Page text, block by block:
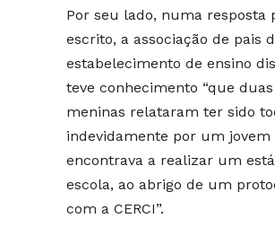
Por seu lado, numa resposta
escrito, a associação de pais
estabelecimento de ensino
teve conhecimento “que duas
meninas relataram ter sido
indevidamente por um jovem
encontrava a realizar um
escola, ao abrigo de um
com a CERCI”.